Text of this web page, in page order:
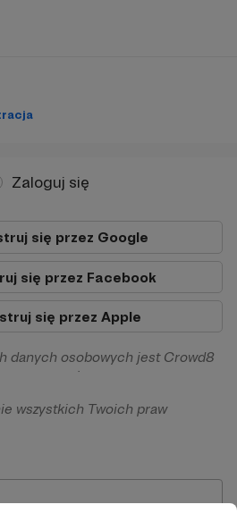
Zaloguj się
się przez Google
się przez Facebook
się przez Apple
danych osobowych jest Crowd8
ul. Żwirki i Wigury 16, 02-
osobowe będą przetwarzane w
umowy zawartej z Tobą, w
dokonywania oraz
naszej platformie oraz
wszystkich Twoich praw
rozporządzenia o ochronie
zautomatyzowanemu